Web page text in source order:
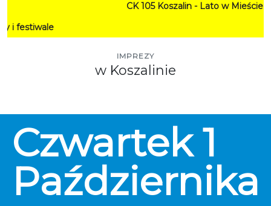
CK 105 Koszalin - Lato w Mieście HARMONOGRAM
IMPREZY
w Koszalinie
Czwartek 1
Października